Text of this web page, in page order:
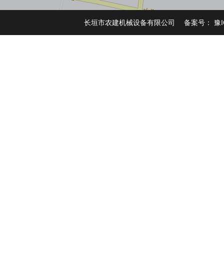
长垣市农建机械设备有限公司 备案号： 豫